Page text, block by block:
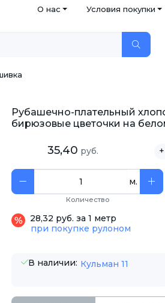
О нас Условия покупки
Рубашечно-плательный
бирюзовые цветочки на
35,40 руб.
м.
Количество
28,32 руб. за 1 метр
при покупке рулоном
В наличии: Кульман 11